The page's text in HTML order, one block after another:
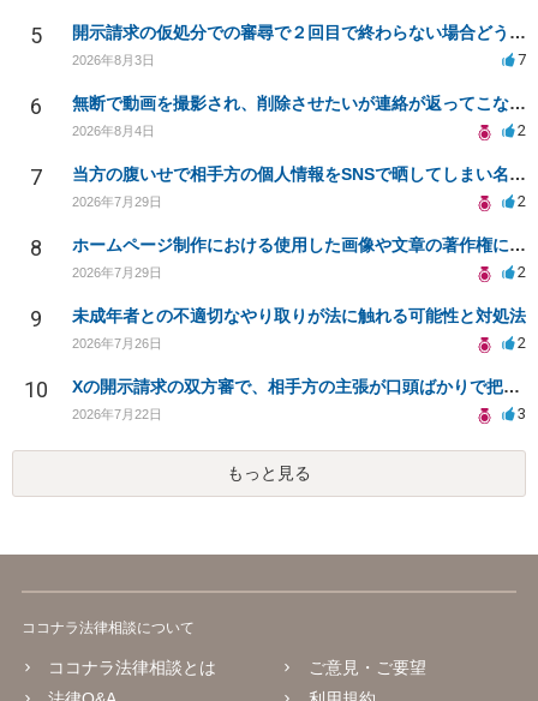
5 開示請求の仮処分での審尋で２回目で終わらない場合どうしたらいいですか
2026年8月3日 7
6 無断で動画を撮影され、削除させたいが連絡が返ってこない。
2026年8月4日 2
7 当方の腹いせで相手方の個人情報をSNSで晒してしまい名誉毀損させてしまったかもしれない
2026年7月29日 2
8 ホームページ制作における使用した画像や文章の著作権について
2026年7月29日 2
9 未成年者との不適切なやり取りが法に触れる可能性と対処法
2026年7月26日 2
10 Xの開示請求の双方審で、相手方の主張が口頭ばかりで把握しきれません
2026年7月22日 3
もっと見る
ココナラ法律相談について
ココナラ法律相談とは
ご意見・ご要望